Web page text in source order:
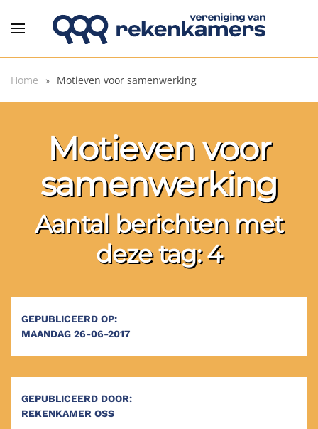
Overslaan en naar de inhoud gaan
Home Motieven voor samenwerking
Motieven voor
samenwerking
Aantal berichten met
deze tag: 4
GEPUBLICEERD OP:
MAANDAG 26-06-2017
GEPUBLICEERD DOOR:
REKENKAMER OSS